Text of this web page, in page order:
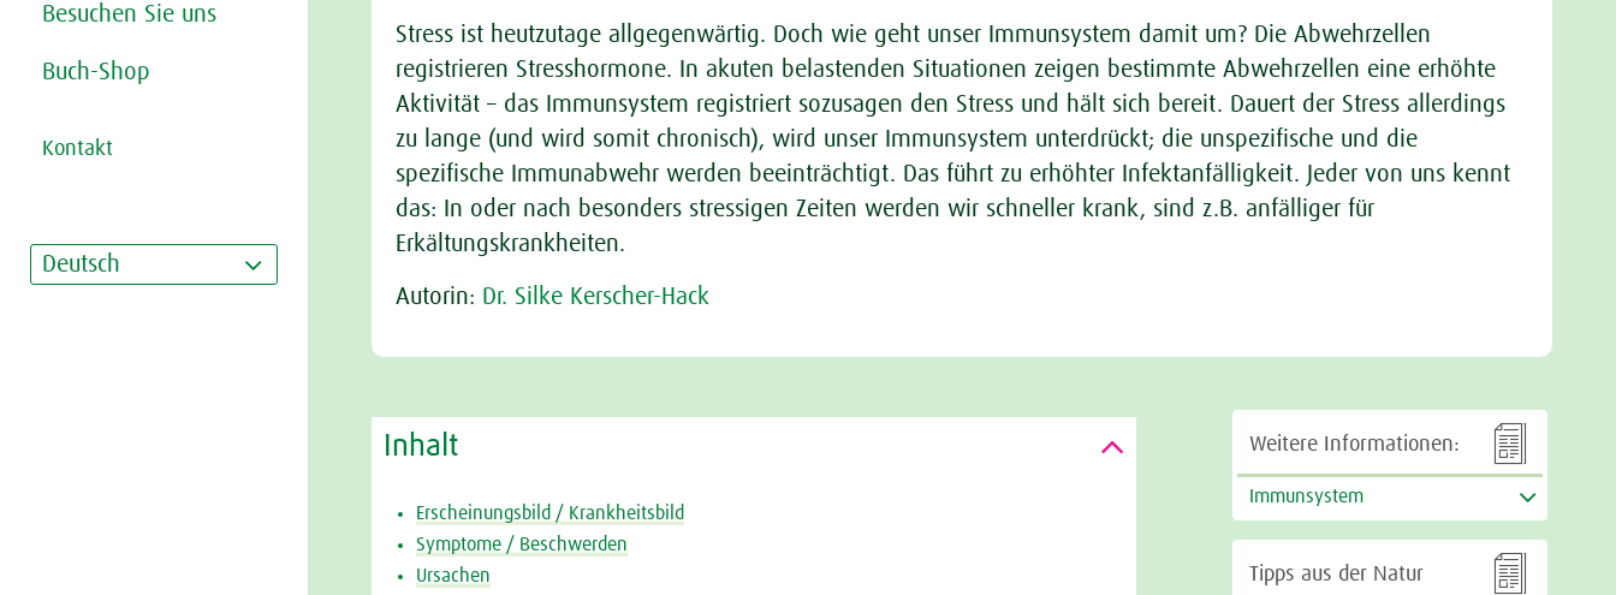
Besuchen Sie uns
Buch-Shop
Kontakt
Deutsch
Stress ist heutzutage allgegenwärtig. Doch wie geht unser Immunsystem damit um? Die Abwehrzellen
registrieren Stresshormone. In akuten belastenden Situationen zeigen bestimmte Abwehrzellen eine erhöhte
Aktivität – das Immunsystem registriert sozusagen den Stress und hält sich bereit. Dauert der Stress allerdings
zu lange (und wird somit chronisch), wird unser Immunsystem unterdrückt; die unspezifische und die
spezifische Immunabwehr werden beeinträchtigt. Das führt zu erhöhter Infektanfälligkeit. Jeder von uns kennt
das: In oder nach besonders stressigen Zeiten werden wir schneller krank, sind z.B. anfälliger für
Erkältungskrankheiten.
Autorin: Dr. Silke Kerscher-Hack
Inhalt
Erscheinungsbild / Krankheitsbild
Symptome / Beschwerden
Ursachen

Weitere Informationen:
Immunsystem

Tipps aus der Natur